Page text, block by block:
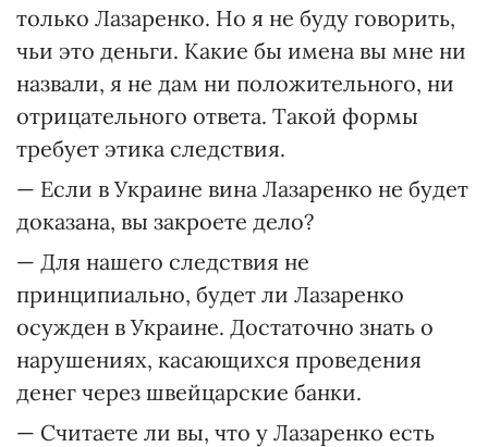
только Лазаренко. Но я не буду говорить,
чьи это деньги. Какие бы имена вы мне ни
назвали, я не дам ни положительного, ни
отрицательного ответа. Такой формы
требует этика следствия.
— Если в Украине вина Лазаренко не будет
доказана, вы закроете дело?
— Для нашего следствия не
принципиально, будет ли Лазаренко
осужден в Украине. Достаточно знать о
нарушениях, касающихся проведения
денег через швейцарские банки.
— Считаете ли вы, что у Лазаренко есть